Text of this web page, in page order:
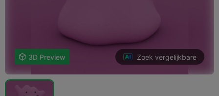
 3D Preview Zoek vergelijkbare